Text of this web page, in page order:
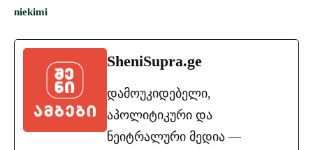
niekimi
SheniSupra.ge
დამოუკიდებელი,
აპოლიტიკური და
ნეიტრალური მედია —